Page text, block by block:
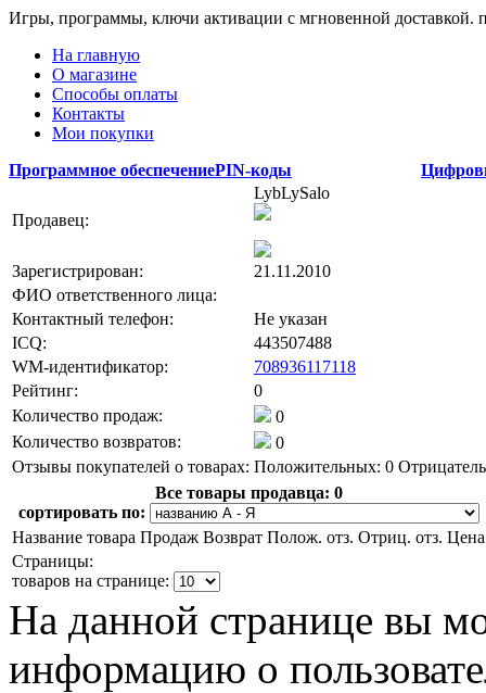
Игры, программы, ключи активации с мгновенной доставкой.
На главную
О магазине
Способы оплаты
Контакты
Мои покупки
Программное обеспечениеPIN-коды
Продавец:
LybLySalo
Зарегистрирован:
21.11.2010
ФИО ответственного лица:
Контактный телефон:
Не указан
ICQ:
443507488
WM-идентификатор:
708936117118
Рейтинг:
0
Количество продаж:
0
Количество возвратов:
0
Отзывы покупателей о товарах: Положительных: 0
Все товары продавца: 0
сортировать по:
Название товара Продаж Возврат Полож. отз. Отриц. отз. Цена
Страницы:
товаров на странице:
На данной странице вы
информацию о